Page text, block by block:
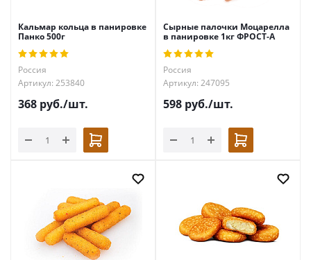
Кальмар кольца в панировке
Панко 500г
Россия
Артикул: 253840
368 руб./шт.
Сырные палочки Моцарелла
в панировке 1кг ФРОСТ-А
Россия
Артикул: 247095
598 руб./шт.